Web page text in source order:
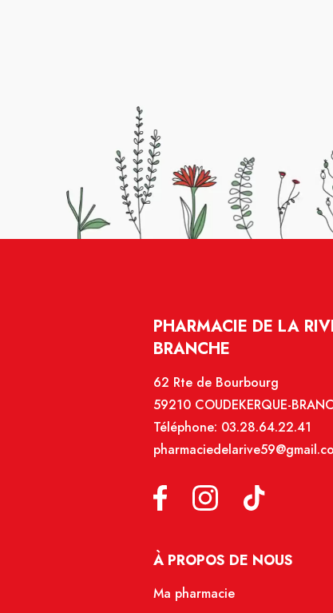
PHARMACIE DE LA
BRANCHE
62 Rte de Bourbourg
59210 COUDEKERQUE-
Téléphone: 03.28.64.22.41
À PROPOS DE NOUS
Ma pharmacie